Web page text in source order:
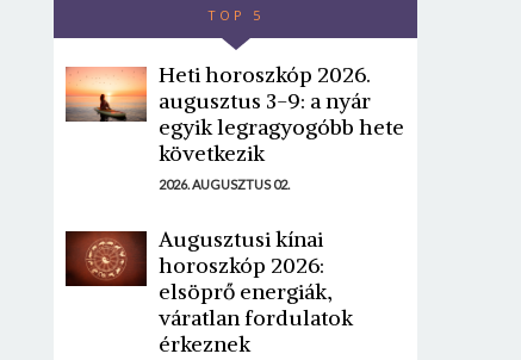
TOP 5
Heti horoszkóp 2026.
augusztus 3-9: a nyár
egyik legragyogóbb hete
következik
2026. AUGUSZTUS 02.
Augusztusi kínai
horoszkóp 2026:
elsöprő energiák,
váratlan fordulatok
érkeznek